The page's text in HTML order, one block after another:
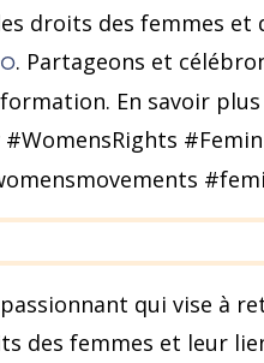
droits des femmes et
. Partageons et
En savoir
qui vise à
des femmes et leur